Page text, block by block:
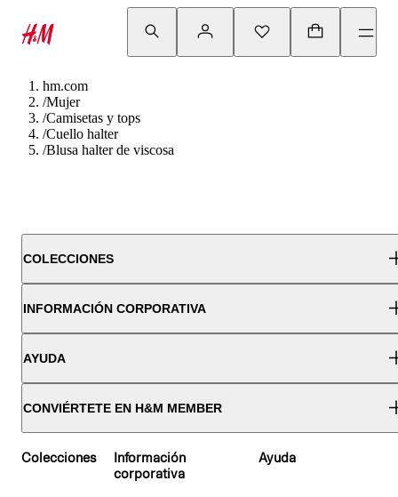
hm.com
/Mujer
/Camisetas y tops
/Cuello halter
/Blusa halter de viscosa
COLECCIONES
INFORMACIÓN CORPORATIVA
AYUDA
CONVIÉRTETE EN H&M MEMBER
Colecciones
Información
corporativa
Ayuda